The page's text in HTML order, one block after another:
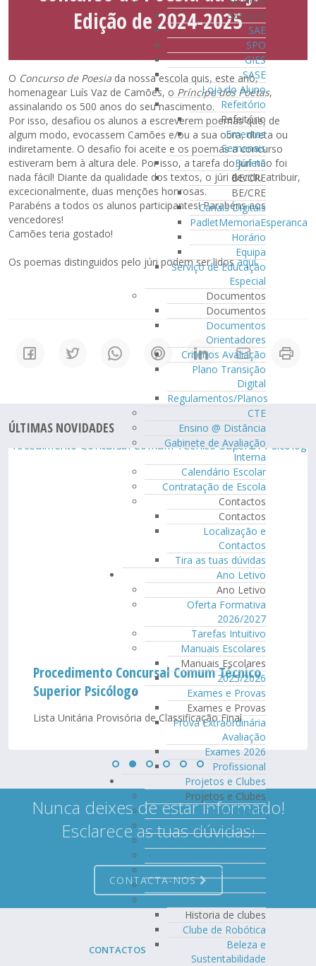
Serviços
SAE
SPO
GIES
SASE
Loja do Aluno
Refeitório
Refeitório
Ementas
Semanais
Bufete
BE/CRE
BE/CRE
Canais Digitais
PadletMemoriaEsperanca
Horário
Equipa
Serviço de Educação
Especial
Documentos
Documentos
Documentos
Orientadores
Critérios Avaliação
Plano Transição
Digital
Regulamentos/Planos
CTE
Ensino @ Distância
Gabinete de Avaliação
Interna
Calendário Escolar
Contratação de Escola
Contactos
Contactos
Localização e
Contactos
Tira as tuas dúvidas
Ano Letivo
Ano Letivo
Oferta Formativa
2026/2027
Tarefas Intuitivo
Manuais Escolares
Manuais Escolares
2025/2026
Exames e Provas
Exames e Provas
Prova Extraordinária
Avaliação
Exames 2026
Profissional
Projetos e Clubes
Projetos e Clubes
Clube Ubuntu
Apoio Curricular
Complemento Curricular
Nível Internacional
Historia de clubes
Historia de clubes
Clube de Robótica
Beleza e
Sustentabilidade
Edição de 2024-2025
O Concurso de Poesia da nossa escola quis, este ano,
homenagear Luís Vaz de Camões, o Príncipe dos Poetas,
assinalando os 500 anos do seu nascimento.
Por isso, desafiou os alunos a escreverem poemas que, de
algum modo, evocassem Camões e/ou a sua obra, direta ou
indiretamente. O desafio foi aceite e os poemas a concurso
estiveram bem à altura dele. Por isso, a tarefa do júri não foi
nada fácil! Diante da qualidade dos textos, o júri decidiu atribuir,
excecionalmente, duas menções honrosas.
Parabéns a todos os alunos participantes! Parabéns aos
vencedores!
Camões teria gostado!
Os poemas distinguidos pelo júri podem ser lidosaqui.
ÚLTIMAS NOVIDADES
Procedimento Concursal Comum Técnico
Superior Psicólogo
Lista Unitária Provisória de Classificação Final
Nunca deixes de estar informado!
Esclarece as tuas dúvidas!
CONTACTA-NOS
CONTACTOS